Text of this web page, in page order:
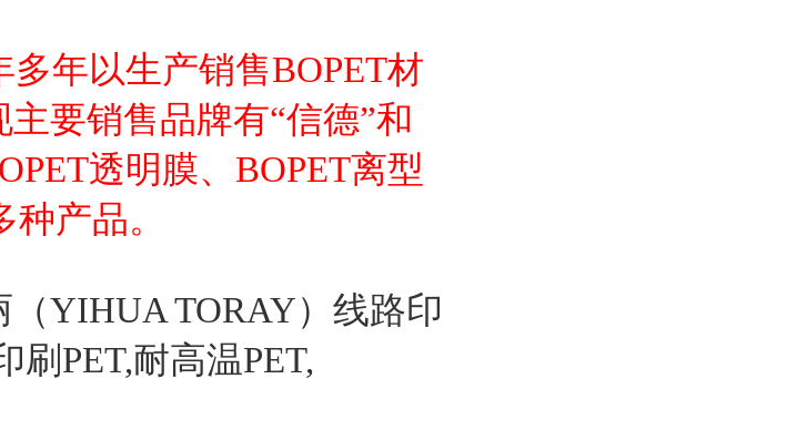
年以生产销售BOPET材
要销售品牌有“信德”和
透明膜、BOPET离型
产品。
YIHUA TORAY）线路印
刷PET,耐高温PET,